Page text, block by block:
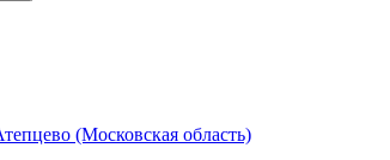
(Московская область)